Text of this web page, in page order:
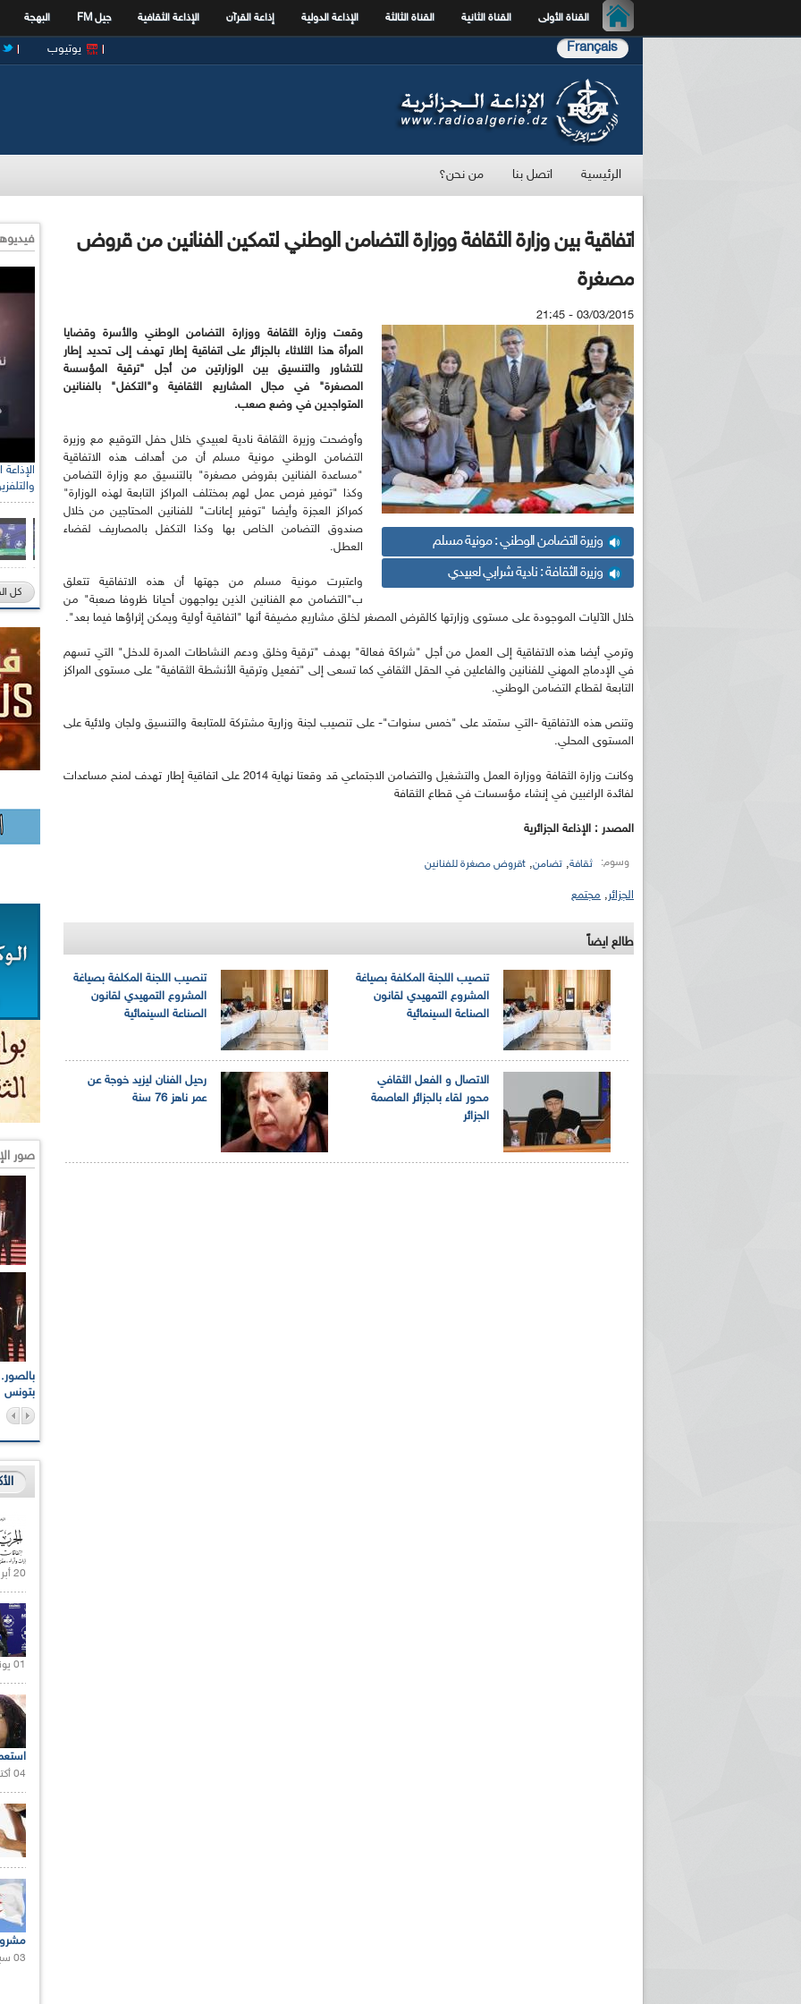
القناة الأولى القناة الثانية القناة الثالثة الإذاعة الدولية إذاعة القرآن الإذاعة الثقافية جيل FM البهجة
Français يوتيوب
الرئيسية اتصل بنا من نحن؟
اتفاقية بين وزارة الثقافة ووزارة التضامن الوطني لتمكين الفنانين من قروض
مصغرة
03/03/2015 - 21:45
وزيرة التضامن الوطني : مونية مسلم
وزيرة الثقافة : نادية شرابي لعبيدي
وقعت وزارة الثقافة ووزارة التضامن الوطني والأسرة وقضايا
المرأة هذا الثلاثاء بالجزائر على اتفاقية إطار تهدف إلى تحديد إطار
للتشاور والتنسيق بين الوزارتين من أجل "ترقية المؤسسة
المصغرة" في مجال المشاريع الثقافية و"التكفل" بالفنانين
المتواجدين في وضع صعب.
وأوضحت وزيرة الثقافة نادية لعبيدي خلال حفل التوقيع مع وزيرة
التضامن الوطني مونية مسلم أن من أهداف هذه الاتفاقية
"مساعدة الفنانين بقروض مصغرة" بالتنسيق مع وزارة التضامن
وكذا "توفير فرص عمل لهم بمختلف المراكز التابعة لهذه الوزارة"
كمراكز العجزة وأيضا "توفير إعانات" للفنانين المحتاجين من خلال
صندوق التضامن الخاص بها وكذا التكفل بالمصاريف لقضاء
العطل.
واعتبرت مونية مسلم من جهتها أن هذه الاتفاقية تتعلق
ب"التضامن مع الفنانين الذين يواجهون أحيانا ظروفا صعبة" من
خلال الآليات الموجودة على مستوى وزارتها كالقرض المصغر لخلق مشاريع مضيفة أنها "اتفاقية أولية ويمكن إثراؤها فيما بعد".
وترمي أيضا هذه الاتفاقية إلى العمل من أجل "شراكة فعالة" بهدف "ترقية وخلق ودعم النشاطات المدرة للدخل" التي تسهم
في الإدماج المهني للفنانين والفاعلين في الحقل الثقافي كما تسعى إلى "تفعيل وترقية الأنشطة الثقافية" على مستوى المراكز
التابعة لقطاع التضامن الوطني.
وتنص هذه الاتفاقية -التي ستمتد على "خمس سنوات"- على تنصيب لجنة وزارية مشتركة للمتابعة والتنسيق ولجان ولائية على
المستوى المحلي.
وكانت وزارة الثقافة ووزارة العمل والتشغيل والتضامن الاجتماعي قد وقعتا نهاية 2014 على اتفاقية إطار تهدف لمنح مساعدات
لفائدة الراغبين في إنشاء مؤسسات في قطاع الثقافة
المصدر : الإذاعة الجزائرية
وسوم: ثقافة, تضامن, tقروض مصغرة للفنانين
الجزائر, مجتمع
طالع ايضاً
تنصيب اللجنة المكلفة بصياغة
المشروع التمهيدي لقانون
الصناعة السينمائية
تنصيب اللجنة المكلفة بصياغة
المشروع التمهيدي لقانون
الصناعة السينمائية
رحيل الفنان ليزيد خوجة عن
عمر ناهز 76 سنة
الاتصال و الفعل الثقافي
محور لقاء بالجزائر العاصمة
الجزائر
رئيس
كل
صور
بتونس
20 أبريل 2021 |
01 يونيو 2021 |
04 أكتوبر 2020 |
03 سبتمبر 2020 |